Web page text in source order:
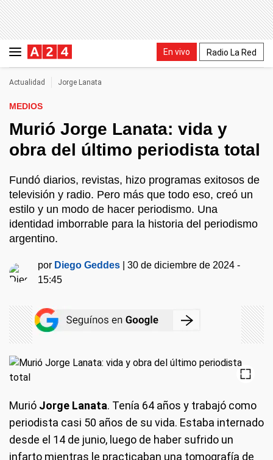
En vivo Radio La Red
Actualidad Jorge Lanata
MEDIOS
Murió Jorge Lanata: vida y
obra del último periodista total
Fundó diarios, revistas, hizo programas exitosos de
televisión y radio. Pero más que todo eso, creó un
estilo y un modo de hacer periodismo. Una
identidad imborrable para la historia del periodismo
argentino.
por Diego Geddes |30 de diciembre de 2024 -
15:45
Murió Jorge Lanata. Tenía 64 años y trabajó como
periodista casi 50 años de su vida. Estaba internado
desde el 14 de junio, luego de haber sufrido un
infarto mientras le practicaban una tomografía de